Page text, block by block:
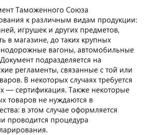
Таможенного Союза
к различным видам продукции:
игрушек и других предметов,
в магазине, до таких крупных
вагоны, автомобильные
подразделяется на
регламенты, связанные с той или
В некоторых случаях требуется
— сертификация. Также некоторые
товаров не нуждаются в
в этом случае оформляется
проводится процедура